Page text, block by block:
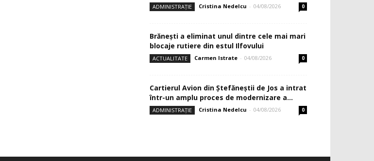
ADMINISTRAȚIE Cristina Nedelcu - 04/08/2026 0
Brănești a eliminat unul dintre cele mai mari
blocaje rutiere din estul Ilfovului
ACTUALITATE Carmen Istrate - 04/08/2026 0
Cartierul Avion din Ştefăneştii de Jos a intrat
într-un amplu proces de modernizare a...
ADMINISTRAȚIE Cristina Nedelcu - 04/08/2026 0